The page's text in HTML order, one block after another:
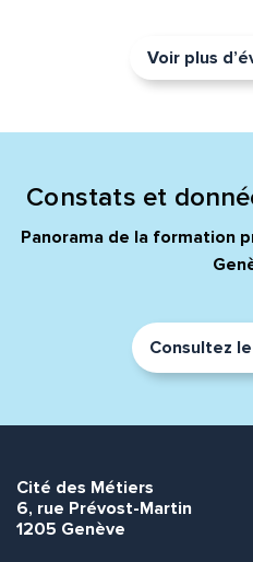
Voir plus
Constats et
Panorama de la formation
Consultez
Cité des Métiers
6, rue Prévost-Martin
1205 Genève